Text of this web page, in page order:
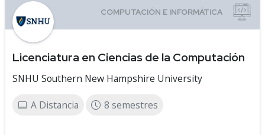
Licenciatura en Ciencias de la Computación
SNHU Southern New Hampshire University
A Distancia 8 semestres